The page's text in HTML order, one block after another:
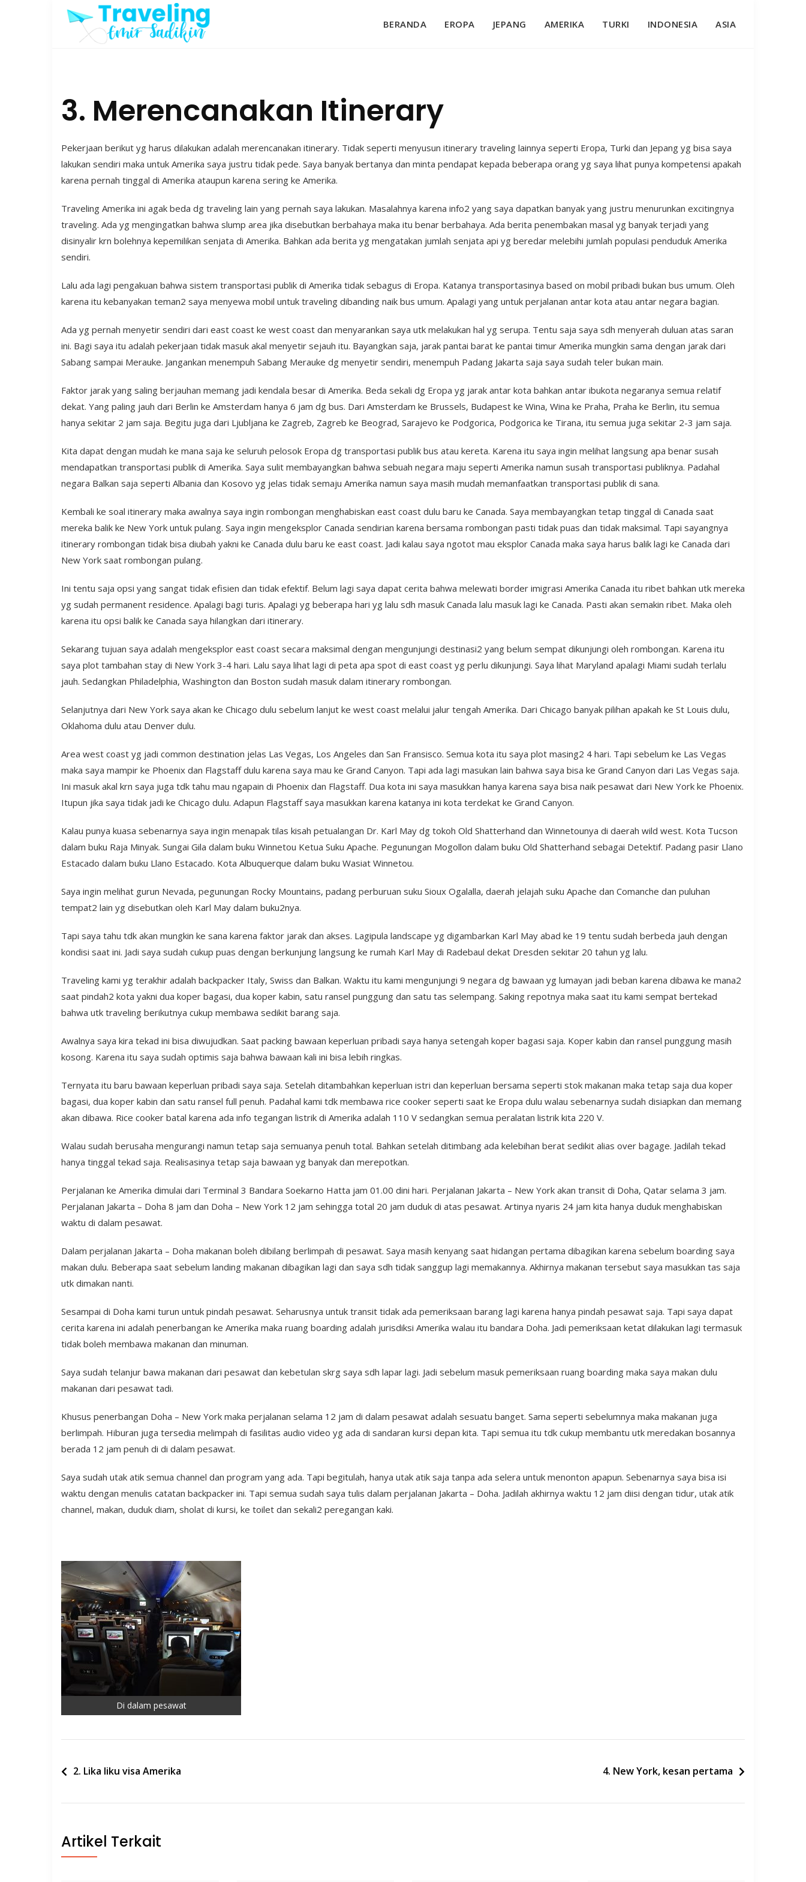
Skip
BERANDA EROPA JEPANG AMERIKA TURKI INDONESIA ASIA
3. Merencanakan Itinerary
Pekerjaan berikut yg harus dilakukan adalah merencanakan itinerary. Tidak seperti menyusun itinerary traveling lainnya seperti Eropa, Turki dan Jepang yg bisa saya
lakukan sendiri maka untuk Amerika saya justru tidak pede. Saya banyak bertanya dan minta pendapat kepada beberapa orang yg saya lihat punya kompetensi apakah
karena pernah tinggal di Amerika ataupun karena sering ke Amerika.
Traveling Amerika ini agak beda dg traveling lain yang pernah saya lakukan. Masalahnya karena info2 yang saya dapatkan banyak yang justru menurunkan excitingnya
traveling. Ada yg mengingatkan bahwa slump area jika disebutkan berbahaya maka itu benar berbahaya. Ada berita penembakan masal yg banyak terjadi yang
disinyalir krn bolehnya kepemilikan senjata di Amerika. Bahkan ada berita yg mengatakan jumlah senjata api yg beredar melebihi jumlah populasi penduduk Amerika
sendiri.
Lalu ada lagi pengakuan bahwa sistem transportasi publik di Amerika tidak sebagus di Eropa. Katanya transportasinya based on mobil pribadi bukan bus umum. Oleh
karena itu kebanyakan teman2 saya menyewa mobil untuk traveling dibanding naik bus umum. Apalagi yang untuk perjalanan antar kota atau antar negara bagian.
Ada yg pernah menyetir sendiri dari east coast ke west coast dan menyarankan saya utk melakukan hal yg serupa. Tentu saja saya sdh menyerah duluan atas saran
ini. Bagi saya itu adalah pekerjaan tidak masuk akal menyetir sejauh itu. Bayangkan saja, jarak pantai barat ke pantai timur Amerika mungkin sama dengan jarak dari
Sabang sampai Merauke. Jangankan menempuh Sabang Merauke dg menyetir sendiri, menempuh Padang Jakarta saja saya sudah teler bukan main.
Faktor jarak yang saling berjauhan memang jadi kendala besar di Amerika. Beda sekali dg Eropa yg jarak antar kota bahkan antar ibukota negaranya semua relatif
dekat. Yang paling jauh dari Berlin ke Amsterdam hanya 6 jam dg bus. Dari Amsterdam ke Brussels, Budapest ke Wina, Wina ke Praha, Praha ke Berlin, itu semua
hanya sekitar 2 jam saja. Begitu juga dari Ljubljana ke Zagreb, Zagreb ke Beograd, Sarajevo ke Podgorica, Podgorica ke Tirana, itu semua juga sekitar 2-3 jam saja.
Kita dapat dengan mudah ke mana saja ke seluruh pelosok Eropa dg transportasi publik bus atau kereta. Karena itu saya ingin melihat langsung apa benar susah
mendapatkan transportasi publik di Amerika. Saya sulit membayangkan bahwa sebuah negara maju seperti Amerika namun susah transportasi publiknya. Padahal
negara Balkan saja seperti Albania dan Kosovo yg jelas tidak semaju Amerika namun saya masih mudah memanfaatkan transportasi publik di sana.
Kembali ke soal itinerary maka awalnya saya ingin rombongan menghabiskan east coast dulu baru ke Canada. Saya membayangkan tetap tinggal di Canada saat
mereka balik ke New York untuk pulang. Saya ingin mengeksplor Canada sendirian karena bersama rombongan pasti tidak puas dan tidak maksimal. Tapi sayangnya
itinerary rombongan tidak bisa diubah yakni ke Canada dulu baru ke east coast. Jadi kalau saya ngotot mau eksplor Canada maka saya harus balik lagi ke Canada dari
New York saat rombongan pulang.
Ini tentu saja opsi yang sangat tidak efisien dan tidak efektif. Belum lagi saya dapat cerita bahwa melewati border imigrasi Amerika Canada itu ribet bahkan utk mereka
yg sudah permanent residence. Apalagi bagi turis. Apalagi yg beberapa hari yg lalu sdh masuk Canada lalu masuk lagi ke Canada. Pasti akan semakin ribet. Maka oleh
karena itu opsi balik ke Canada saya hilangkan dari itinerary.
Sekarang tujuan saya adalah mengeksplor east coast secara maksimal dengan mengunjungi destinasi2 yang belum sempat dikunjungi oleh rombongan. Karena itu
saya plot tambahan stay di New York 3-4 hari. Lalu saya lihat lagi di peta apa spot di east coast yg perlu dikunjungi. Saya lihat Maryland apalagi Miami sudah terlalu
jauh. Sedangkan Philadelphia, Washington dan Boston sudah masuk dalam itinerary rombongan.
Selanjutnya dari New York saya akan ke Chicago dulu sebelum lanjut ke west coast melalui jalur tengah Amerika. Dari Chicago banyak pilihan apakah ke St Louis dulu,
Oklahoma dulu atau Denver dulu.
Area west coast yg jadi common destination jelas Las Vegas, Los Angeles dan San Fransisco. Semua kota itu saya plot masing2 4 hari. Tapi sebelum ke Las Vegas
maka saya mampir ke Phoenix dan Flagstaff dulu karena saya mau ke Grand Canyon. Tapi ada lagi masukan lain bahwa saya bisa ke Grand Canyon dari Las Vegas saja.
Ini masuk akal krn saya juga tdk tahu mau ngapain di Phoenix dan Flagstaff. Dua kota ini saya masukkan hanya karena saya bisa naik pesawat dari New York ke Phoenix.
Itupun jika saya tidak jadi ke Chicago dulu. Adapun Flagstaff saya masukkan karena katanya ini kota terdekat ke Grand Canyon.
Kalau punya kuasa sebenarnya saya ingin menapak tilas kisah petualangan Dr. Karl May dg tokoh Old Shatterhand dan Winnetounya di daerah wild west. Kota Tucson
dalam buku Raja Minyak. Sungai Gila dalam buku Winnetou Ketua Suku Apache. Pegunungan Mogollon dalam buku Old Shatterhand sebagai Detektif. Padang pasir Llano
Estacado dalam buku Llano Estacado. Kota Albuquerque dalam buku Wasiat Winnetou.
Saya ingin melihat gurun Nevada, pegunungan Rocky Mountains, padang perburuan suku Sioux Ogalalla, daerah jelajah suku Apache dan Comanche dan puluhan
tempat2 lain yg disebutkan oleh Karl May dalam buku2nya.
Tapi saya tahu tdk akan mungkin ke sana karena faktor jarak dan akses. Lagipula landscape yg digambarkan Karl May abad ke 19 tentu sudah berbeda jauh dengan
kondisi saat ini. Jadi saya sudah cukup puas dengan berkunjung langsung ke rumah Karl May di Radebaul dekat Dresden sekitar 20 tahun yg lalu.
Traveling kami yg terakhir adalah backpacker Italy, Swiss dan Balkan. Waktu itu kami mengunjungi 9 negara dg bawaan yg lumayan jadi beban karena dibawa ke mana2
saat pindah2 kota yakni dua koper bagasi, dua koper kabin, satu ransel punggung dan satu tas selempang. Saking repotnya maka saat itu kami sempat bertekad
bahwa utk traveling berikutnya cukup membawa sedikit barang saja.
Awalnya saya kira tekad ini bisa diwujudkan. Saat packing bawaan keperluan pribadi saya hanya setengah koper bagasi saja. Koper kabin dan ransel punggung masih
kosong. Karena itu saya sudah optimis saja bahwa bawaan kali ini bisa lebih ringkas.
Ternyata itu baru bawaan keperluan pribadi saya saja. Setelah ditambahkan keperluan istri dan keperluan bersama seperti stok makanan maka tetap saja dua koper
bagasi, dua koper kabin dan satu ransel full penuh. Padahal kami tdk membawa rice cooker seperti saat ke Eropa dulu walau sebenarnya sudah disiapkan dan memang
akan dibawa. Rice cooker batal karena ada info tegangan listrik di Amerika adalah 110 V sedangkan semua peralatan listrik kita 220 V.
Walau sudah berusaha mengurangi namun tetap saja semuanya penuh total. Bahkan setelah ditimbang ada kelebihan berat sedikit alias over bagage. Jadilah tekad
hanya tinggal tekad saja. Realisasinya tetap saja bawaan yg banyak dan merepotkan.
Perjalanan ke Amerika dimulai dari Terminal 3 Bandara Soekarno Hatta jam 01.00 dini hari. Perjalanan Jakarta – New York akan transit di Doha, Qatar selama 3 jam.
Perjalanan Jakarta – Doha 8 jam dan Doha – New York 12 jam sehingga total 20 jam duduk di atas pesawat. Artinya nyaris 24 jam kita hanya duduk menghabiskan
waktu di dalam pesawat.
Dalam perjalanan Jakarta – Doha makanan boleh dibilang berlimpah di pesawat. Saya masih kenyang saat hidangan pertama dibagikan karena sebelum boarding saya
makan dulu. Beberapa saat sebelum landing makanan dibagikan lagi dan saya sdh tidak sanggup lagi memakannya. Akhirnya makanan tersebut saya masukkan tas saja
utk dimakan nanti.
Sesampai di Doha kami turun untuk pindah pesawat. Seharusnya untuk transit tidak ada pemeriksaan barang lagi karena hanya pindah pesawat saja. Tapi saya dapat
cerita karena ini adalah penerbangan ke Amerika maka ruang boarding adalah jurisdiksi Amerika walau itu bandara Doha. Jadi pemeriksaan ketat dilakukan lagi termasuk
tidak boleh membawa makanan dan minuman.
Saya sudah telanjur bawa makanan dari pesawat dan kebetulan skrg saya sdh lapar lagi. Jadi sebelum masuk pemeriksaan ruang boarding maka saya makan dulu
makanan dari pesawat tadi.
Khusus penerbangan Doha – New York maka perjalanan selama 12 jam di dalam pesawat adalah sesuatu banget. Sama seperti sebelumnya maka makanan juga
berlimpah. Hiburan juga tersedia melimpah di fasilitas audio video yg ada di sandaran kursi depan kita. Tapi semua itu tdk cukup membantu utk meredakan bosannya
berada 12 jam penuh di di dalam pesawat.
Saya sudah utak atik semua channel dan program yang ada. Tapi begitulah, hanya utak atik saja tanpa ada selera untuk menonton apapun. Sebenarnya saya bisa isi
waktu dengan menulis catatan backpacker ini. Tapi semua sudah saya tulis dalam perjalanan Jakarta – Doha. Jadilah akhirnya waktu 12 jam diisi dengan tidur, utak atik
channel, makan, duduk diam, sholat di kursi, ke toilet dan sekali2 peregangan kaki.
Di dalam pesawat
Post
2. Lika liku visa Amerika 4. New York, kesan pertama
Artikel Terkait